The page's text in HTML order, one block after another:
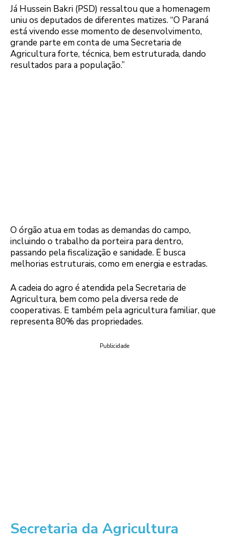
Já Hussein Bakri (PSD) ressaltou que a homenagem
uniu os deputados de diferentes matizes. “O Paraná
está vivendo esse momento de desenvolvimento,
grande parte em conta de uma Secretaria de
Agricultura forte, técnica, bem estruturada, dando
resultados para a população.”
O órgão atua em todas as demandas do campo,
incluindo o trabalho da porteira para dentro,
passando pela fiscalização e sanidade. E busca
melhorias estruturais, como em energia e estradas.
A cadeia do agro é atendida pela Secretaria de
Agricultura, bem como pela diversa rede de
cooperativas. E também pela agricultura familiar, que
representa 80% das propriedades.
Publicidade
Secretaria da Agricultura